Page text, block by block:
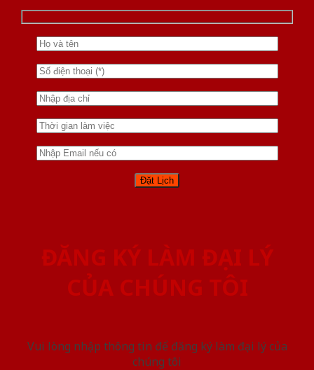
ĐĂNG KÝ LÀM ĐẠI LÝ
CỦA CHÚNG TÔI
Vui lòng nhập thông tin để đăng ký làm đại lý của
chúng tôi